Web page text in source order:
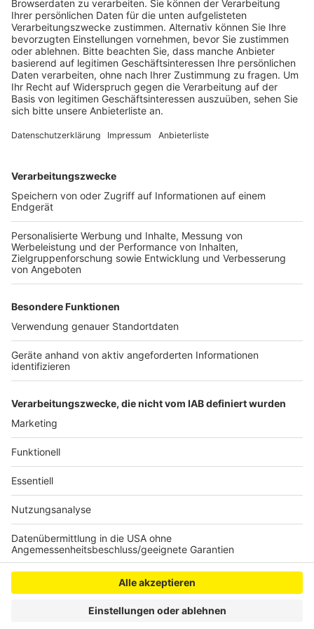
Anzeige
rund 280 Einsatzkräfte stationiert, um im
Bedarfsfall in Köln Hilfe zu leisten. Jetzt hat die
Stadt eine Bilanz zu, Bereitstellungsraum
gezogen.
Veröffentlicht:Freitag, 05.07.2024 13:37
Danach kamen weit mehr als 90 Prozent der
Einsatzkräfte aus dem Ehrenamt und hatten teilweise
noch An- und Abfahrten von ein bis zwei Stunden zu
bewältigen. Für die fünf Spieltage sind so über 12.500
ehrenamtliche Stunden zusammengekommen, heißt es
von der Stadt. Mit dabei waren zum Beispiel viele
Freiwillige Feuerwehren, das Deutsche Rote Kreuz
oder das THW aus ganz NRW. Damit die Einsatzkräfte
auch während der Bereitschaft auch gut versorgt
waren, wurden insgesamt mehr als 1500 warme
Mahlzeiten zubereitet und viele Lunchpakete gepackt.
Zu Einsätzen mussten die Kräfte an den fünf
Spieltagen aber nicht ausrücken.
Anzeige
Anzeige